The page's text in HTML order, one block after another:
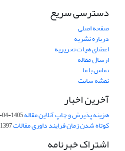
دسترسی سریع
صفحه اصلی
درباره نشریه
اعضای هیات تحریریه
ارسال مقاله
تماس با ما
نقشه سایت
آخرین اخبار
هزینه پذیرش و چاپ آنلاین مقاله1405-04-07
کوتاه شدن زمان فرایند داوری مقالات1397-06-05
اشتراک خبرنامه